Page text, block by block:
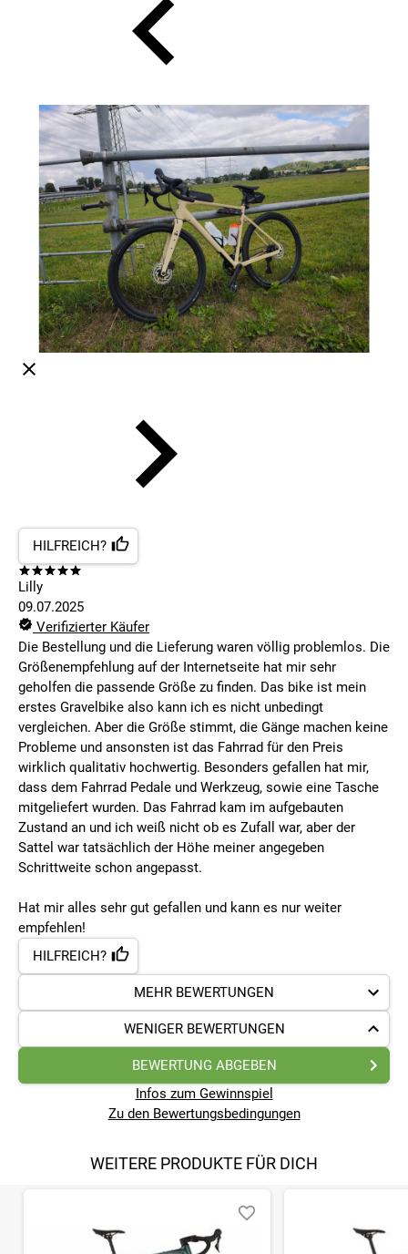
HILFREICH?
Lilly
09.07.2025
Verifizierter Käufer
Die Bestellung und die Lieferung waren völlig problemlos. Die
Größenempfehlung auf der Internetseite hat mir sehr
geholfen die passende Größe zu finden. Das bike ist mein
erstes Gravelbike also kann ich es nicht unbedingt
vergleichen. Aber die Größe stimmt, die Gänge machen keine
Probleme und ansonsten ist das Fahrrad für den Preis
wirklich qualitativ hochwertig. Besonders gefallen hat mir,
dass dem Fahrrad Pedale und Werkzeug, sowie eine Tasche
mitgeliefert wurden. Das Fahrrad kam im aufgebauten
Zustand an und ich weiß nicht ob es Zufall war, aber der
Sattel war tatsächlich der Höhe meiner angegeben
Schrittweite schon angepasst.
Hat mir alles sehr gut gefallen und kann es nur weiter
empfehlen!
HILFREICH?
MEHR BEWERTUNGEN
WENIGER BEWERTUNGEN
BEWERTUNG ABGEBEN
Infos zum Gewinnspiel
Zu den Bewertungsbedingungen
WEITERE PRODUKTE FÜR DICH